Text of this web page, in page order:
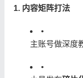
​1. 内容矩阵打法​
•
主账号做深度
•